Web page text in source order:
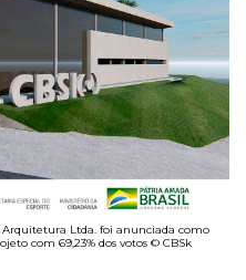
Arquitetura Ltda. foi anunciada como
com 69,23% dos votos © CBSk